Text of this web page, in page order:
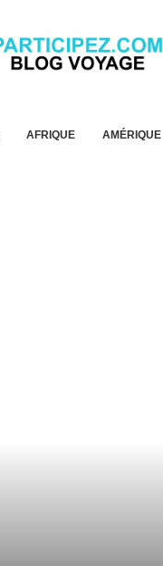
AFRIQUE AMÉRIQUE